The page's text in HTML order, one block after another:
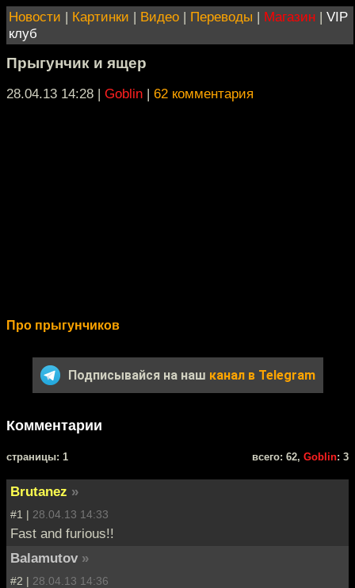
Новости | Картинки | Видео | Переводы | Магазин | VIP
клуб
Прыгунчик и ящер
28.04.13 14:28 | Goblin | 62 комментария
Про прыгунчиков
Подписывайся на наш канал в Telegram
Комментарии
cтраницы: 1 всего: 62, Goblin: 3
Brutanez »
#1 | 28.04.13 14:33
Fast and furious!!
Balamutov »
#2 | 28.04.13 14:36